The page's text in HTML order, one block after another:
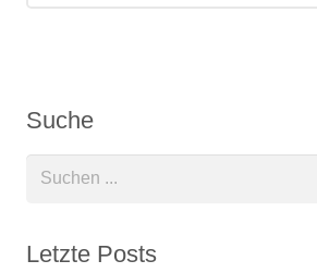
Suche
Letzte Posts